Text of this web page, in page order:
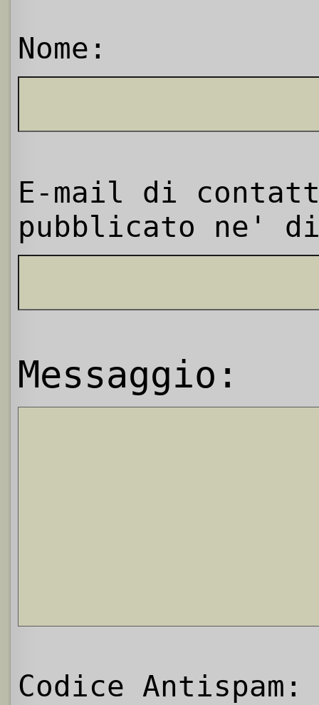
Nome:
E-mail di
pubblicato ne'
Messaggio:
Codice Antispam: